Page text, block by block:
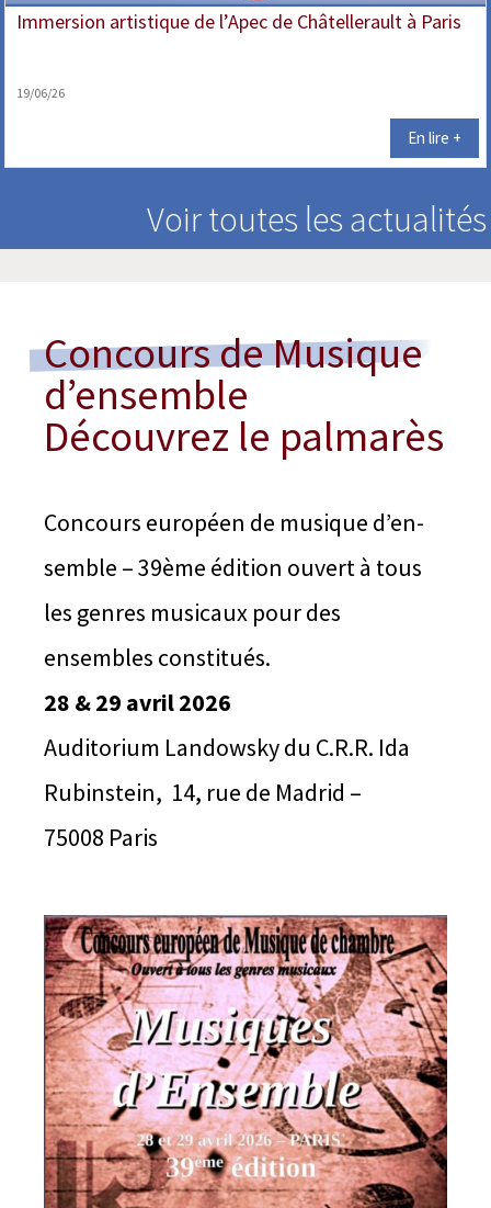
Immersion artistique de l’Apec de Châtellerault à Paris
19/06/26
En lire +
Voir toutes les actualités
Concours de Musique
d’ensemble
Découvrez le palmarès
Concours euro­péen de musique d’en­
semble – 39ème édi­tion ouvert à tous
les genres musi­caux pour des
ensembles constitués.
28 & 29 avril 2026
Auditorium Landowsky du C.R.R. Ida
Rubinstein, 14, rue de Madrid –
75008 Paris